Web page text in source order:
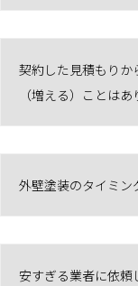
契約した見積もりか
（増える）ことはあ
外壁塗装のタイミン
安すぎる業者に依頼